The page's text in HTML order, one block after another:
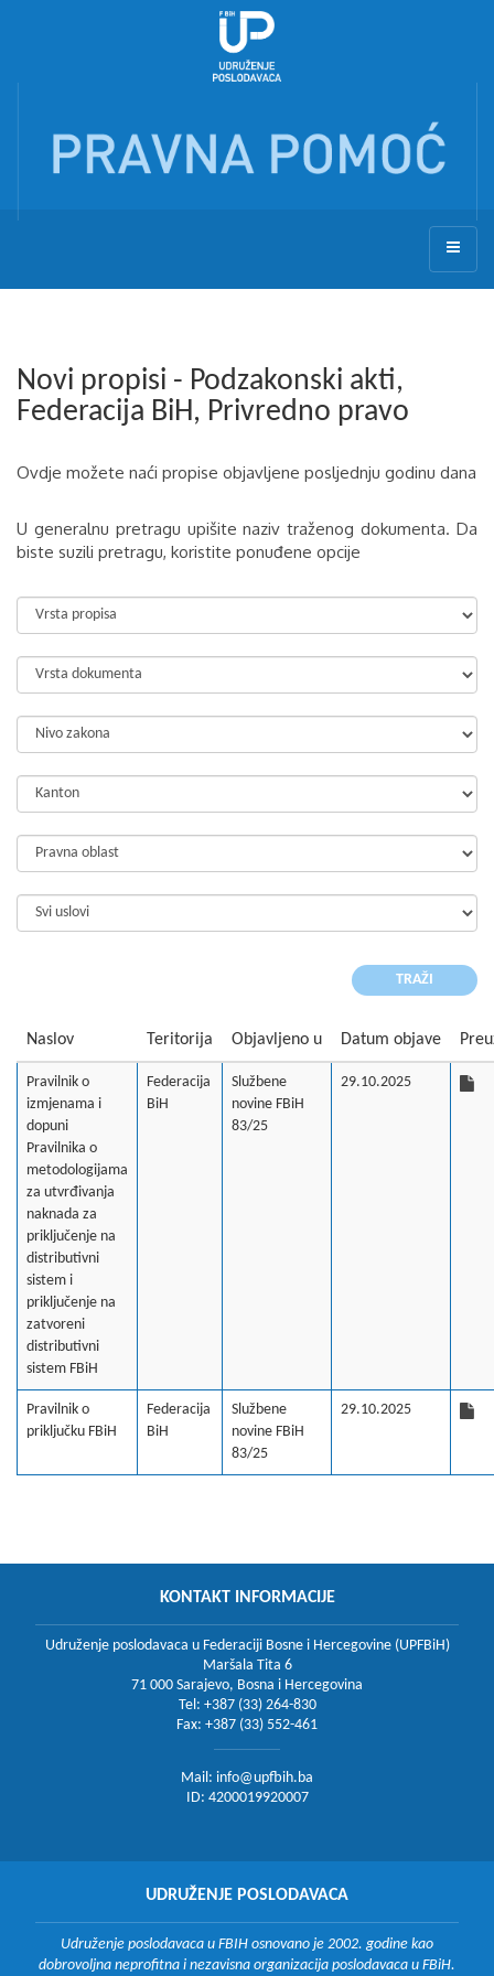
Novi propisi - Podzakonski akti,
Federacija BiH, Privredno pravo
Ovdje možete naći propise objavljene posljednju godinu dana
U generalnu pretragu upišite naziv traženog dokumenta. Da
biste suzili pretragu, koristite ponuđene opcije
Naslov Teritorija Objavljeno u Datum objave
Pravilnik o
izmjenama i
dopuni
Pravilnika o
metodologijama
za utvrđivanja
naknada za
priključenje na
distributivni
sistem i
priključenje na
zatvoreni
distributivni
sistem FBiH
Federacija
BiH
Službene
novine FBiH
83/25
29.10.2025
Pravilnik o
priključku FBiH
Federacija
BiH
Službene
novine FBiH
83/25
29.10.2025
KONTAKT INFORMACIJE
Udruženje poslodavaca u Federaciji Bosne i Hercegovine (UPFBiH)
Maršala Tita 6
71 000 Sarajevo, Bosna i Hercegovina
Tel: +387 (33) 264-830
Fax: +387 (33) 552-461
Mail: info@upfbih.ba
ID: 4200019920007
UDRUŽENJE POSLODAVACA
Udruženje poslodavaca u FBIH osnovano je 2002. godine kao
dobrovoljna neprofitna i nezavisna organizacija poslodavaca u FBiH.